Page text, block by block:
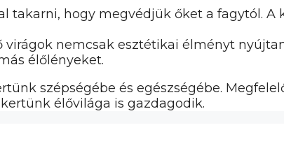
takarni, hogy megvédjük őket a fagytól. A
virágok nemcsak esztétikai élményt
élőlényeket.
szépségébe és egészségébe.
élővilága is gazdagodik.